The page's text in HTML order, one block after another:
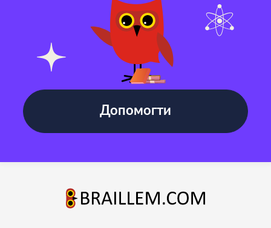
Допомогти